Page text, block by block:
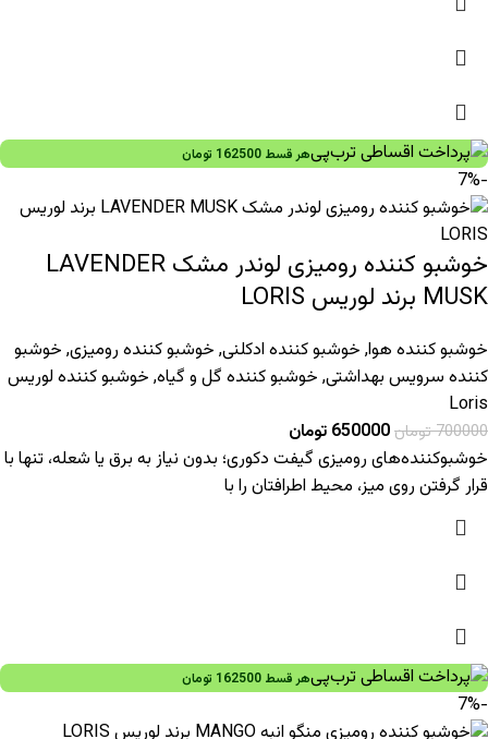
هر قسط 162500 تومان
-7%
خوشبو کننده رومیزی لوندر مشک LAVENDER
MUSK برند لوریس LORIS
خوشبو کننده هوا, خوشبو کننده ادکلنی, خوشبو کننده رومیزی, خوشبو
کننده سرویس بهداشتی, خوشبو کننده گل و گیاه, خوشبو کننده لوریس
Loris
700000تومان650000 تومان
خوشبوکننده‌های رومیزی گیفت دکوری؛ بدون نیاز به برق یا شعله، تنها با
قرار گرفتن روی میز، محیط اطرافتان را با
هر قسط 162500 تومان
-7%